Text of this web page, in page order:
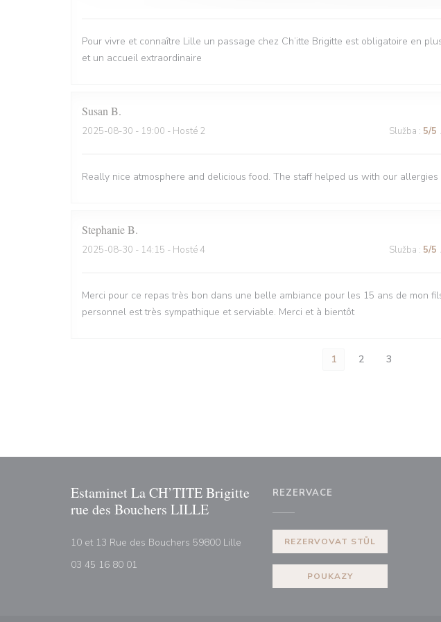
Pour vivre et connaître Lille un passage chez Ch’itte Brigitte est obligatoire en
et un accueil extraordinaire
Susan B
2025-08-30 - 19:00 - Hosté 2 Služba : 5/5
Really nice atmosphere and delicious food. The staff helped us with our
StephanieB
2025-08-30 - 14:15 - Hosté 4 Služba : 5/5
Merci pour ce repas très bon dans une belle ambiance pour les 15 ans de mon
personnel est très sympathique et serviable. Merci et à bientôt
1 2 3
Estaminet La CH’TITE Brigitte
rue des Bouchers LILLE
10 et 13 Rue des Bouchers 59800 Lille ((otevře se v novém okně))
03 45 16 80 01
REZERVACE
REZERVOVAT STŮL
POUKAZY